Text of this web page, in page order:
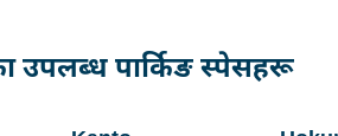
उपलब्ध पार्किङ स्पेसहरू